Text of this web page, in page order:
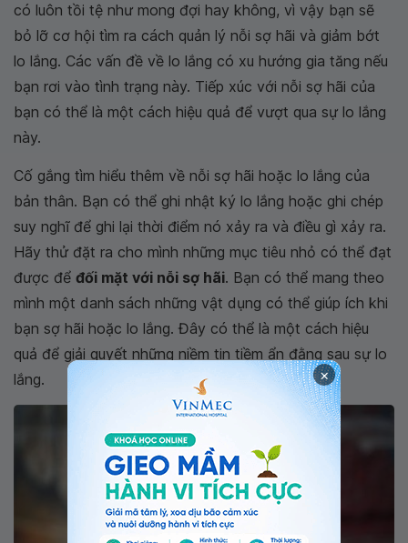
có luôn tồi tệ như mong đợi hay không, vì vậy bạn sẽ
bỏ lỡ cơ hội tìm ra cách quản lý nỗi sợ hãi và giảm bớt
lo lắng. Các vấn đề về lo lắng có xu hướng gia tăng nếu
bạn rơi vào tình trạng này. Tiếp xúc với nỗi sợ hãi của
bạn có thể là một cách hiệu quả để vượt qua sự lo lắng
này.
Cố gắng tìm hiểu thêm về nỗi sợ hãi hoặc lo lắng của
bản thân. Bạn có thể ghi nhật ký lo lắng hoặc ghi chép
suy nghĩ để ghi lại thời điểm nó xảy ra và điều gì xảy ra.
Hãy thử đặt ra cho mình những mục tiêu nhỏ có thể đạt
được để đối mặt với nỗi sợ hãi. Bạn có thể mang theo
mình một danh sách những vật dụng có thể giúp ích khi
bạn sợ hãi hoặc lo lắng. Đây có thể là một cách hiệu
quả để giải quyết những niềm tin tiềm ẩn đằng sau sự lo
lắng.
×